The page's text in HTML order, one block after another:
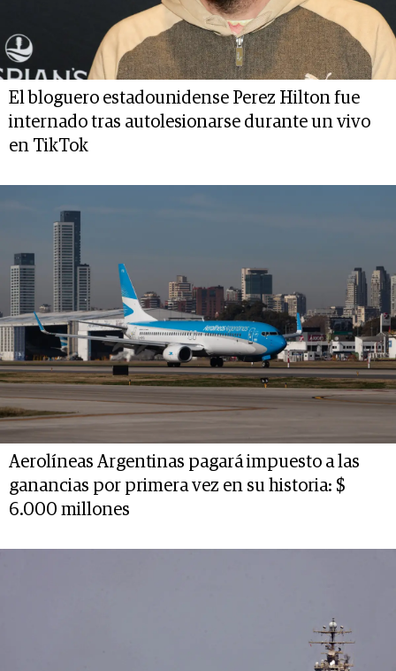
El bloguero estadounidense Perez Hilton fue
internado tras autolesionarse durante un vivo
en TikTok
Aerolíneas Argentinas pagará impuesto a las
ganancias por primera vez en su historia: $
6.000 millones